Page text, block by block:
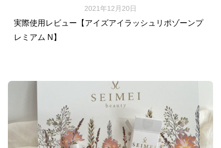
2021年12月20日
実際使用レビュー【アイズアイラッシュリポゾーンプ
レミアム N】